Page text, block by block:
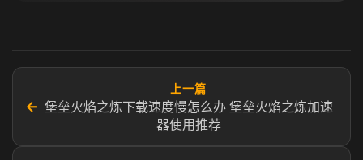
←
上一篇
堡垒火焰之炼下载速度慢怎么办 堡垒火焰之炼加速
器使用推荐